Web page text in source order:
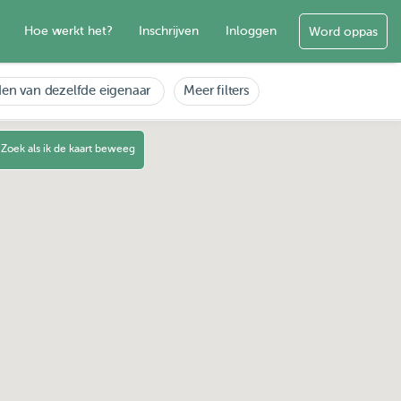
Hoe werkt het? Inschrijven Inloggen Word oppas
van dezelfde eigenaar Meer filters
Zoek als ik de kaart beweeg